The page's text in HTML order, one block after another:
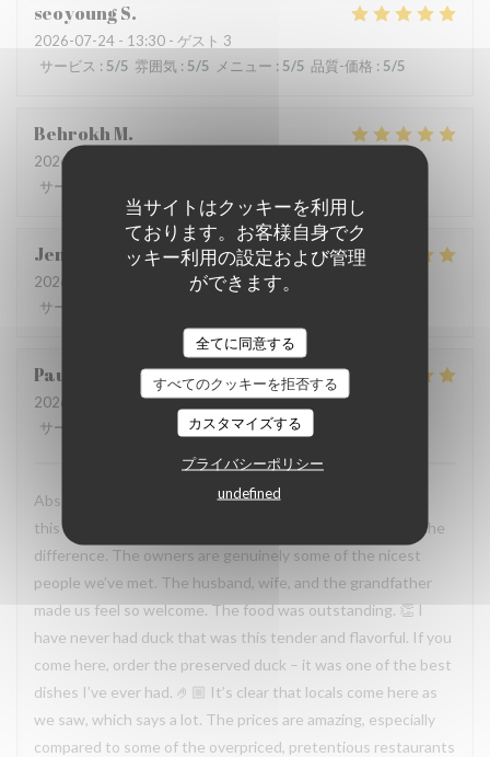
当サイトはクッキーを利用し
ております。お客様自身でク
ッキー利用の設定および管理
ができます。
全てに同意する
すべてのクッキーを拒否する
カスタマイズする
プライバシーポリシー
undefined
seoyoungS
2026-07-24 - 13:30 - ゲスト 3
サービス : 5/5 雰囲気 : 5/5 メニュー : 5/5 品質-価格 : 5/5
BehrokhM
2026-07-24
サービス
Jen
2026-07-21
- 18:30 - ゲスト 7
サービス
Paula
2026-07-19
- 19:30 - ゲスト 2
サービス
5/5 メニュー: 5/5
Absolutely incredible experience. You can immediately tell
this is a family-run restaurant, and that warmth makes all the
difference. The owners are genuinely some of the nicest
people we’ve met. The husband, wife, and the grandfather
made us feel so welcome. The food was outstanding. 👏 I
have never had duck that was this tender and flavorful. If you
come here, order the preserved duck – it was one of the best
dishes I’ve ever had. 🤌🏼 It’s clear that locals come here as
we saw, which says a lot. The prices are amazing, especially
compared to some of the overpriced, pretentious restaurants